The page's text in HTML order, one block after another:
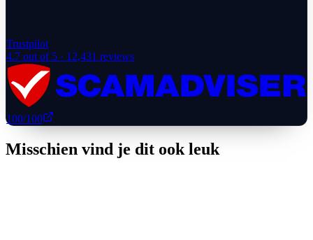
Trustpilot
4.7 out of 5 · 12,431 reviews
100/100
Misschien vind je dit ook leuk